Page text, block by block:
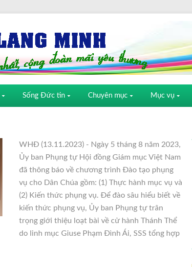
Sống Đức tin Chuyên mục Mục vụ
WHĐ (13.11.2023) - Ngày 5 tháng 8 năm 2023,
Ủy ban Phụng tự Hội đồng Giám mục Việt Nam
đã thông báo về chương trình Đào tạo phụng
vụ cho Dân Chúa gồm: (1) Thực hành mục vụ và
(2) Kiến thức phụng vụ. Để đào sâu hiểu biết về
kiến thức phụng vụ, Ủy ban Phụng tự trân
trọng giới thiệu loạt bài về cử hành Thánh Thể
do linh mục Giuse Phạm Đình Ái, SSS tổng hợp